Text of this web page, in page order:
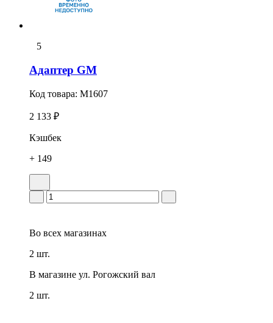
5
Адаптер GM
Код товара: M1607
2 133 ₽
Кэшбек
+ 149
Во всех магазинах
2 шт.
В магазине ул. Рогожский вал
2 шт.